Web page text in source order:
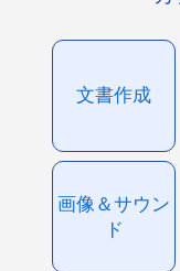
文書作成
画像＆サウン
ド